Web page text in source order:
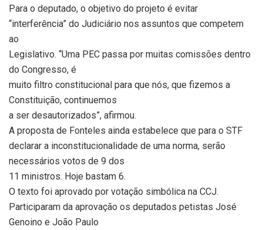
Para o deputado, o objetivo do projeto é evitar
“interferência” do Judiciário nos assuntos que competem
ao
Legislativo. “Uma PEC passa por muitas comissões dentro
do Congresso, é
muito filtro constitucional para que nós, que fizemos a
Constituição, continuemos
a ser desautorizados”, afirmou.
A proposta de Fonteles ainda estabelece que para o STF
declarar a inconstitucionalidade de uma norma, serão
necessários votos de 9 dos
11 ministros. Hoje bastam 6.
O texto foi aprovado por votação simbólica na CCJ.
Participaram da aprovação os deputados petistas José
Genoino e João Paulo